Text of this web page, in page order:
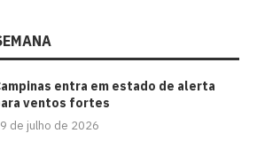
entra em estado de alerta
ventos fortes
de julho de 2026